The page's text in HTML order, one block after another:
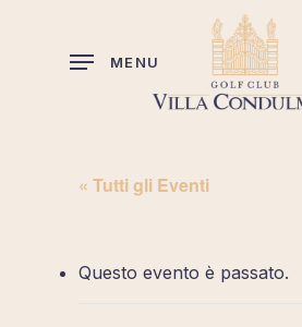
MENU
« Tutti gli Eventi
Questo evento è passato.